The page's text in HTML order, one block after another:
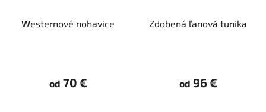
Westernové nohavice
od 70 €
Zdobená ľanová tunika
od 96 €